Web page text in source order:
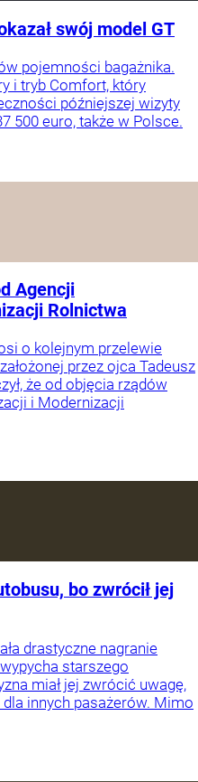
swój model GT
pojemności bagażnika.
i tryb Comfort, który
późniejszej wizyty
500 euro, także w Polsce.
Agencji
Rolnictwa
o kolejnym przelewie
przez ojca Tadeusz
że od objęcia rządów
i Modernizacji
bo zwrócił jej
drastyczne nagranie
starszego
miał jej zwrócić uwagę,
dla innych pasażerów. Mimo